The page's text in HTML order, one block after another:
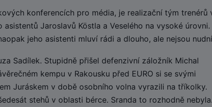
konferencích pro média, je realizační tým trenérů
Jaroslavů Köstla a Veselého na vysoké úrovni.
jeho asistenti mluví rádi a dlouho, ale nejsou
Sadílek. Stupidně přišel defenzivní záložník Michal
kempu v Rakousku před EURO si se svými
Juráskem v době osobního volna vyrazili na tříkolky.
stehů v oblasti bérce. Sranda to rozhodně nebyla.